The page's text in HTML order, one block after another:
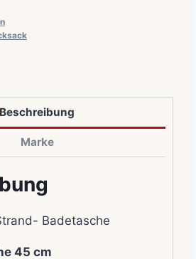
Beschreibung
Marke
Badetasche
45 cm